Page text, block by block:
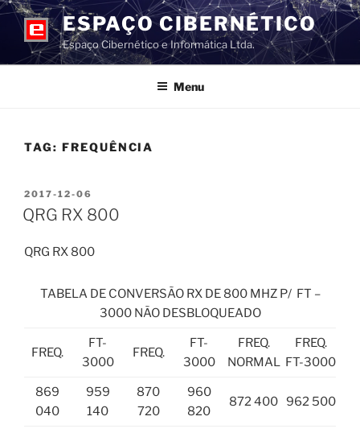
Pular
para
conteúdo
ESPAÇO CIBERNÉTICO
Espaço Cibernético e Informática Ltda.
Menu
TAG: FREQUÊNCIA
PUBLICADO
EM
2017-12-06
QRG RX 800
QRG RX 800
TABELA DE CONVERSÃO RX DE 800 MHZ P/ FT –
3000 NÃO DESBLOQUEADO
FREQ.
FT-
3000
FREQ.
FT-
3000
FREQ.
NORMAL
FREQ.
FT-3000
869
040
959
140
870
720
960
820
872 400 962 500